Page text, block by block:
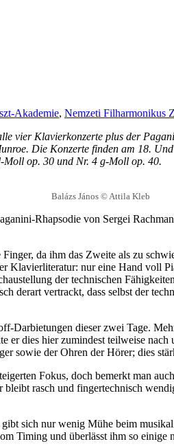
Akademie, Nemzeti Filharmonikus
vier Klavierkonzerte plus der
Die Konzerte finden am 18.
Moll op. 30 und Nr. 4 g-Moll op. 40.
Balázs János © Attila Kleb
Rhapsodie von Sergei
da ihm das Zweite als zu
Klavierliteratur: nur eine Hand voll
der technischen
derart vertrackt, dass selbst der
Darbietungen dieser zwei Tage.
er dies hier zumindest teilweise
sowie der Ohren der Hörer; dies
Fokus, doch bemerkt man
rasch und fingertechnisch
sich nur wenig Mühe beim
Timing und überlässt ihm so einige